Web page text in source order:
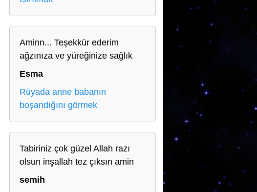
Aminn... Teşekkür ederim
ağzınıza ve yüreğinize sağlık
Esma
Rüyada anne babanın
boşandığını görmek
Tabiriniz çok güzel Allah razı
olsun inşallah tez çıksın amin
semih